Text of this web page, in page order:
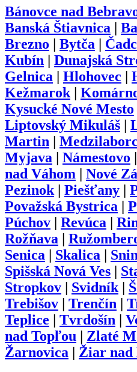
Bánovce nad
Banská Štiavnica
Brezno
Bytča
Kubín
Dunajská
Gelnica
Hlohovec
Kežmarok|
Kysucké Nové Mesto
Liptovský Mikuláš
Martin
Myjava
Námestovo
nad Váhom
Nové
Pezinok| Piešťany
Považská Bystrica
Púchov
Revúca
Rožňava
Senica
Skalica
Spišská Nová Ves
Stropkov
Svidník|
Trebišov
Trenčín
Teplice
Tvrdošín
nad Topľou
Zlaté
Žarnovica
Žiar nad